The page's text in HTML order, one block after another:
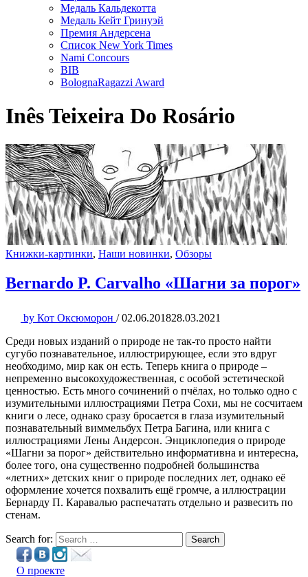
Медаль Кальдекотта
Медаль Кейт Гринуэй
Премия Андерсена
Список New York Times
Nami Concours
BIB
BolognaRagazzi Award
Inês Teixeira Do Rosário
Книжки-картинки, Наши новинки, Обзоры
Bernardo P. Carvalho «Шагни за порог»
by Кот Оксюморон / 02.06.201828.03.2021
Среди новых изданий о природе не так-то просто найти
сугубо познавательное, иллюстрирующее, если это вдруг
необходимо, мир как он есть. Теперь книга о природе –
непременно высокохудожественная, с особой эстетической
ценностью. Есть много сочинений о пчёлах, но только одно с
изумительными иллюстрациями Петра Сохи, мы не сосчитаем
книги о лесе, однако сразу бросается в глаза изумительный
познавательный виммельбух Петра Багина, или книга с
иллюстрациями Лены Андерсон. Энциклопедия о природе
«Шагни за порог» действительно информативна и интересна,
более того, она существенно подробней большинства
«летних» детских книг о природе последних лет, однако её
оформление хочется похвалить ещё громче, а иллюстрации
Бернарду П. Каравалью распечатать отдельно и развесить по
стенам.
Search for: Search
О проекте